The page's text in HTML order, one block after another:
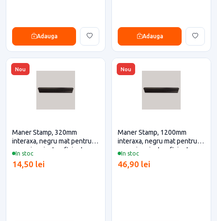
Adauga Adauga
Nou
In stoc
Maner Stamp, 320mm
interaxa, negru mat pentru
casa si proiecte eficiente
14,50 lei
Nou
In stoc
Maner Stamp, 1200mm
interaxa, negru mat pentru
casa si proiecte eficiente
46,90 lei